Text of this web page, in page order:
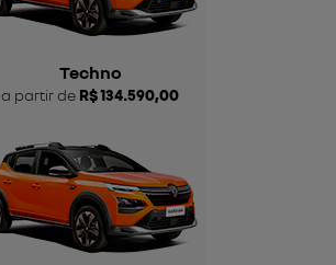
Techno
a partir de R$ 134.590,00